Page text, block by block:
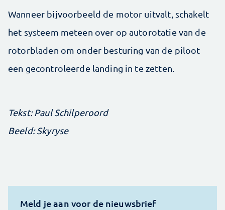
Wanneer bijvoorbeeld de motor uitvalt, schakelt
het systeem meteen over op autorotatie van de
rotorbladen om onder besturing van de piloot
een gecontroleerde landing in te zetten.
Tekst: Paul Schilperoord
Beeld: Skyryse
Meld je aan voor de nieuwsbrief